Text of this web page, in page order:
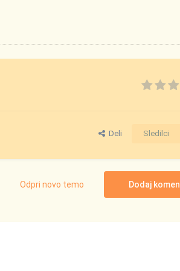
Deli Sledilci
Dodaj
Odpri novo temo